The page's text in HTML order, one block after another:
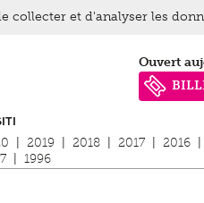
Ouvert
2019 2018 2017 2016
1996
collecter et d'analyser les